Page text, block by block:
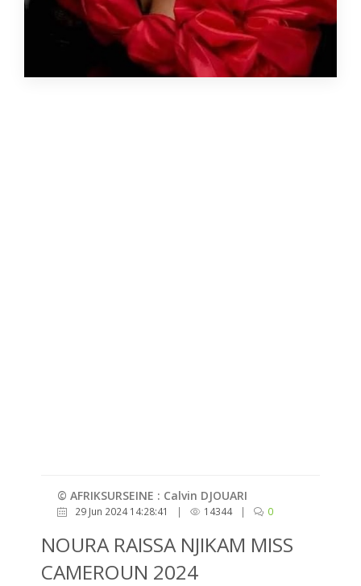
© AFRIKSURSEINE : Calvin DJOUARI
29 Jun 2024 14:28:41 | 14344 | 0
NOURA RAISSA NJIKAM MISS
CAMEROUN 2024